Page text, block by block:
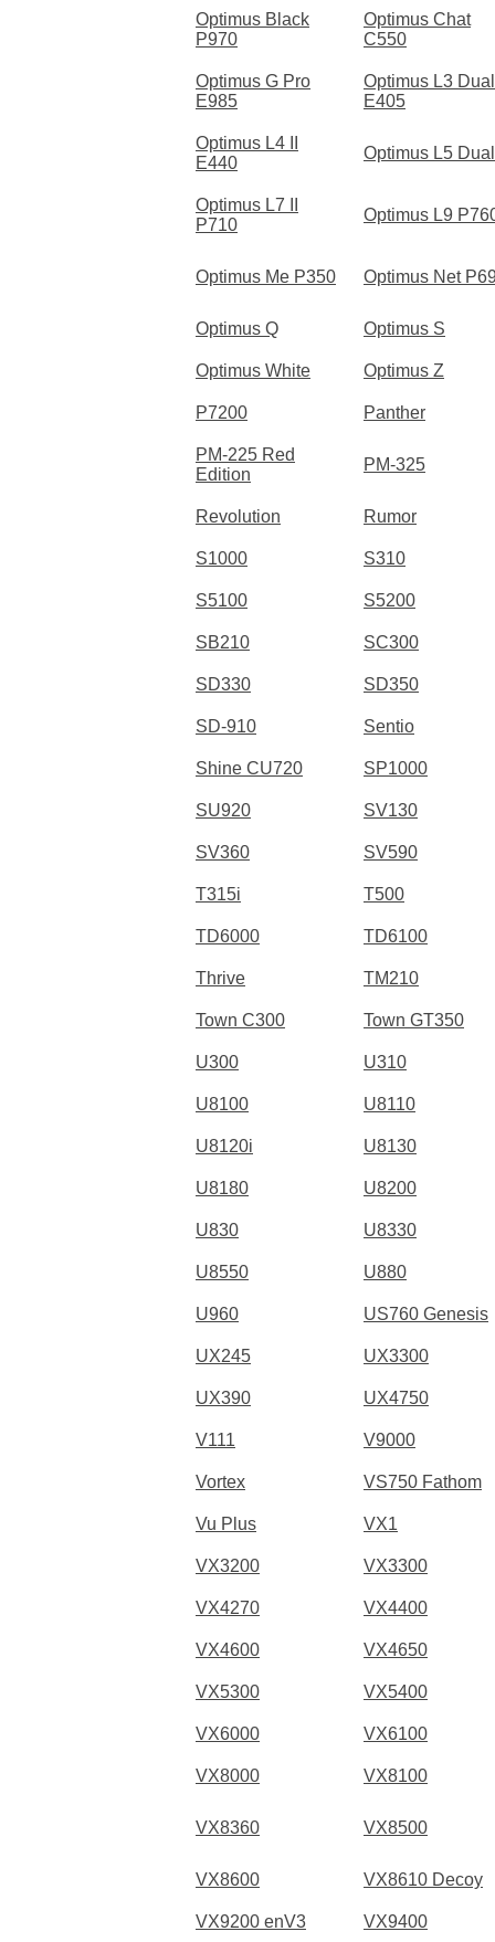
Optimus Black
P970
Optimus Chat
C550
Optimus G Pro
E985
Optimus L3 Dual
E405
Optimus L4 II
E440
Optimus L5 Dual
Optimus L7 II
P710
Optimus L9
Optimus Me P350 Optimus Net
Optimus Q Optimus S
Optimus White Optimus Z
P7200 Panther
PM-225 Red
Edition
PM-325
Revolution Rumor
S1000 S310
S5100 S5200
SB210 SC300
SD330 SD350
SD-910 Sentio
Shine CU720 SP1000
SU920 SV130
SV360 SV590
T315i T500
TD6000 TD6100
Thrive TM210
Town C300 Town GT350
U300 U310
U8100 U8110
U8120i U8130
U8180 U8200
U830 U8330
U8550 U880
U960 US760 Genesis
UX245 UX3300
UX390 UX4750
V111 V9000
Vortex VS750 Fathom
Vu Plus VX1
VX3200 VX3300
VX4270 VX4400
VX4600 VX4650
VX5300 VX5400
VX6000 VX6100
VX8000 VX8100
VX8360 VX8500
VX8600 VX8610 Decoy
VX9200 enV3 VX9400